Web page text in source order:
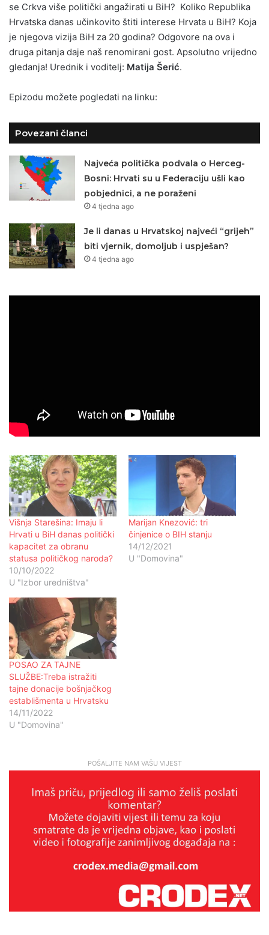
se Crkva više politički angažirati u BiH? Koliko Republika
Hrvatska danas učinkovito štiti interese Hrvata u BiH? Koja
je njegova vizija BiH za 20 godina? Odgovore na ova i
druga pitanja daje naš renomirani gost. Apsolutno vrijedno
gledanja! Urednik i voditelj: Matija Šerić.
Epizodu možete pogledati na linku:
Povezani članci
Najveća politička podvala o Herceg-
Bosni: Hrvati su u Federaciju ušli kao
pobjednici, a ne poraženi
4 tjedna ago
Je li danas u Hrvatskoj najveći “grijeh”
biti vjernik, domoljub i uspješan?
4 tjedna ago
Višnja Starešina: Imaju li
Hrvati u BiH danas politički
kapacitet za obranu
statusa političkog naroda?
10/10/2022
U "Izbor uredništva"
Marijan Knezović: tri
činjenice o BIH stanju
14/12/2021
U "Domovina"
POSAO ZA TAJNE
SLUŽBE:Treba istražiti
tajne donacije bošnjačkog
establišmenta u Hrvatsku
14/11/2022
U "Domovina"
POŠALJITE NAM VAŠU VIJEST